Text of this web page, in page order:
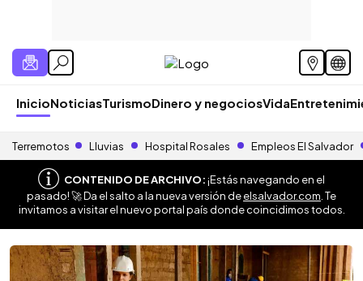
InicioNoticiasTurismoDinero y negociosVida
Terremotos Lluvias Hospital Rosales Empleos El Salvador
CONTENIDO DE ARCHIVO:¡Estás navegando en el
pasado! 🚀 Da el salto a la nueva versión deelsalvador.com . Te
invitamos a visitar el nuevo portal país donde coincidimos todos.